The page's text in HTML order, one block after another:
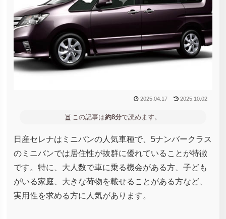
2025.04.17 2025.10.02
この記事は約8分で読めます。
日産セレナはミニバンの人気車種で、5ナンバークラス
のミニバンでは居住性が抜群に優れていることが特徴
です。特に、大人数で車に乗る機会がある方、子ども
がいる家庭、大きな荷物を載せることがある方など、
実用性を求める方に人気があります。